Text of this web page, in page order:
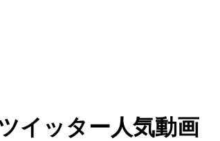
イッター人気動画